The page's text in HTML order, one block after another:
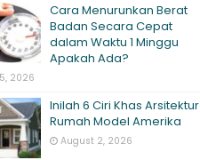
Cara Menurunkan Berat
Badan Secara Cepat
dalam Waktu 1 Minggu
Apakah Ada?
2026
Inilah 6 Ciri Khas Arsitektur
Rumah Model Amerika
August 2, 2026